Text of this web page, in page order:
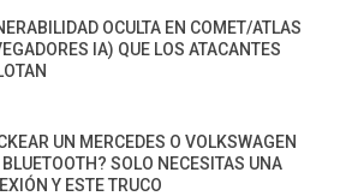
OCULTA EN COMET/ATLAS
IA) QUE LOS ATACANTES
UN MERCEDES O VOLKSWAGEN
BLUETOOTH? SOLO NECESITAS UNA
Y ESTE TRUCO